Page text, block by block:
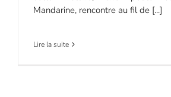
Mandarine, rencontre au fil de [...]
Lire la suite